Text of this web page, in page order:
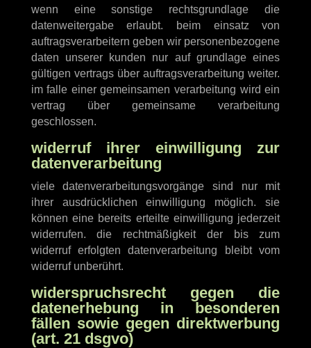
wenn eine sonstige rechtsgrundlage die
datenweitergabe erlaubt. beim einsatz von
auftragsverarbeitern geben wir personenbezogene
daten unserer kunden nur auf grundlage eines
gültigen vertrags über auftragsverarbeitung weiter.
im falle einer gemeinsamen verarbeitung wird ein
vertrag über gemeinsame verarbeitung
geschlossen.
widerruf ihrer einwilligung zur
datenverarbeitung
viele datenverarbeitungsvorgänge sind nur mit
ihrer ausdrücklichen einwilligung möglich. sie
können eine bereits erteilte einwilligung jederzeit
widerrufen. die rechtmäßigkeit der bis zum
widerruf erfolgten datenverarbeitung bleibt vom
widerruf unberührt.
widerspruchsrecht gegen die
datenerhebung in besonderen
fällen sowie gegen direktwerbung
(art. 21 dsgvo)